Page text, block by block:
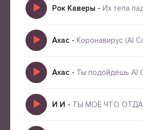
Рок Каверы - Их тела
Ахас - Коронавирус (AI
Ахас - Ты подойдёшь AI
И И - ТЫ МОЁ ЧТО ОТДАТЬ